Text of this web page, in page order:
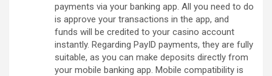
payments via your banking app. All you need to do
is approve your transactions in the app, and
funds will be credited to your casino account
instantly. Regarding PayID payments, they are fully
suitable, as you can make deposits directly from
your mobile banking app. Mobile compatibility is